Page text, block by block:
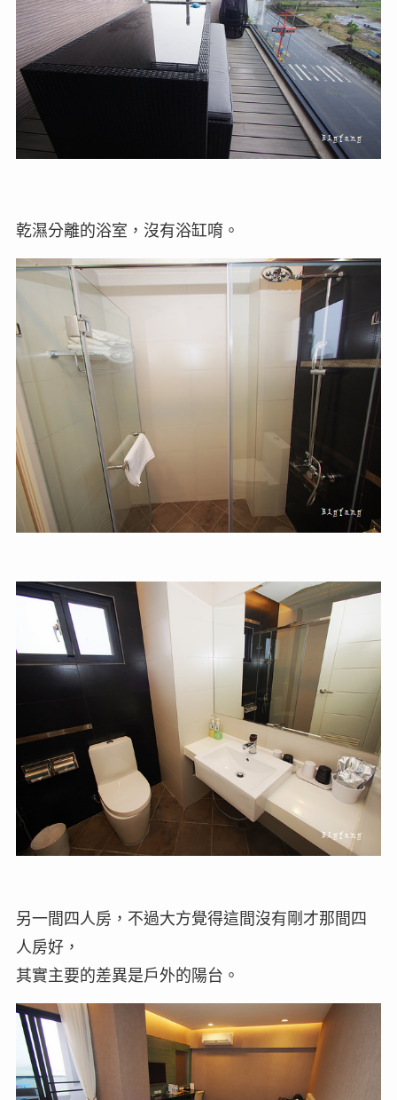
乾濕分離的浴室，沒有浴缸唷。
另一間四人房，不過大方覺得這間沒有剛才那間四
人房好，
其實主要的差異是戶外的陽台。